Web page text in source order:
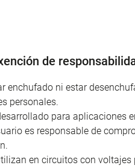
de
enchufado ni estar
personales.
para aplicaciones
es responsable de
en circuitos con